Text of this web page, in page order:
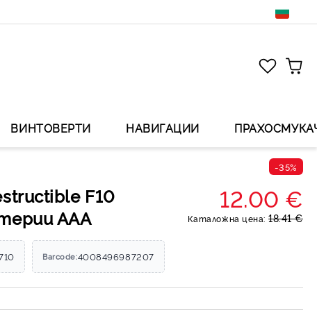
ВИНТОВЕРТИ НАВИГАЦИИ
F10
ААА
-35%
12.00 €
Каталожна цена: 18.41 €
Barcode:4008496987207